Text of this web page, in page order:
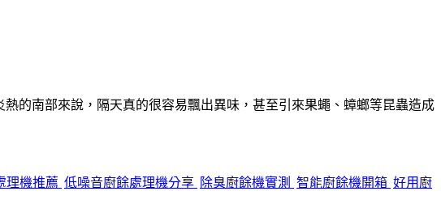
熱的南部來說，隔天真的很容易飄出異味，甚至引來果蠅、蟑螂等昆蟲造成
理機推薦 低噪音廚餘處理機分享 除臭廚餘機實測 智能廚餘機開箱 好用廚